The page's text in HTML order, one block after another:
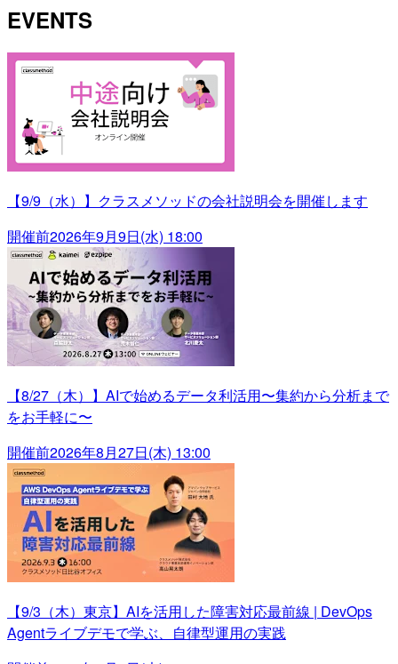
EVENTS
【9/9（水）】クラスメソッドの会社説明会を開催します
開催前2026年9月9日(水) 18:00
【8/27（木）】AIで始めるデータ利活用〜集約から分析まで
をお手軽に〜
開催前2026年8月27日(木) 13:00
【9/3（木）東京】AIを活用した障害対応最前線 | DevOps
Agentライブデモで学ぶ、自律型運用の実践